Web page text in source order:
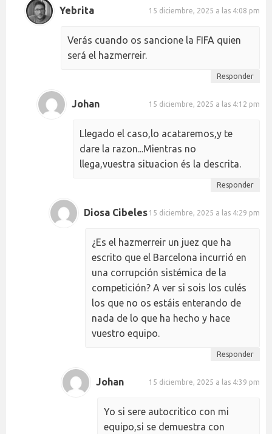
Yebrita 15 diciembre, 2025 a las 4:08 pm
Verás cuando os sancione la FIFA quien
será el hazmerreir.
Responder
Johan 15 diciembre, 2025 a las 4:12 pm
Llegado el caso,lo acataremos,y te
dare la razon...Mientras no
llega,vuestra situacion és la descrita.
Responder
Diosa Cibeles 15 diciembre, 2025 a las 4:29 pm
¿Es el hazmerreir un juez que ha
escrito que el Barcelona incurrió en
una corrupción sistémica de la
competición? A ver si sois los culés
los que no os estáis enterando de
nada de lo que ha hecho y hace
vuestro equipo.
Responder
Johan 15 diciembre, 2025 a las 4:39 pm
Yo si sere autocritico con mi
equipo,si se demuestra con